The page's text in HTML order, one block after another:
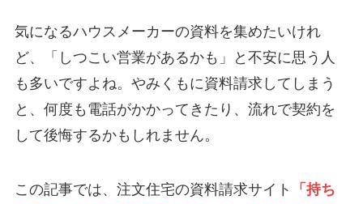
気になるハウスメーカーの資料を集めたいけれ
ど、「しつこい営業があるかも」と不安に思う人
も多いですよね。やみくもに資料請求してしまう
と、何度も電話がかかってきたり、流れで契約を
して後悔するかもしれません。
この記事では、注文住宅の資料請求サイト
「持ち